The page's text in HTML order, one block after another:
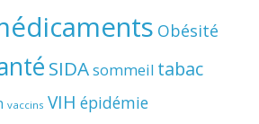
Obésité
SIDAsommeil tabac
vaccins VIH épidémie